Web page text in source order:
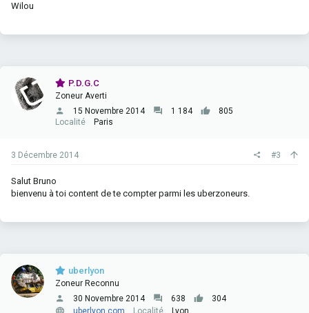
Wilou
P.D.G.C
Zoneur Averti
15 Novembre 2014
1 184
805
Localité
Paris
3 Décembre 2014 #3
Salut Bruno
bienvenu à toi content de te compter parmi les uberzoneurs.
uberlyon
Zoneur Reconnu
30 Novembre 2014
638
304
uberlyon.com
Localité Lyon